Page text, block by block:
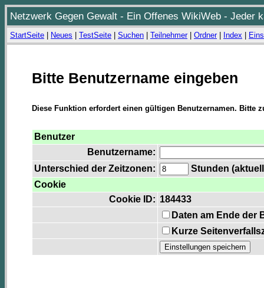
Netzwerk Gegen Gewalt - Ein Offenes WikiWeb - Jeder
StartSeite Neues TestSeite Suchen Teilnehmer| Ordner| Index
Bitte Benutzername eingeben
Diese Funktion erfordert einen gültigen Benutzernamen. Bitte
Benutzer
Benutzername:
Unterschied der Zeitzonen:
Stunden
Cookie
Cookie ID: 184433
Daten am Ende der
Kurze